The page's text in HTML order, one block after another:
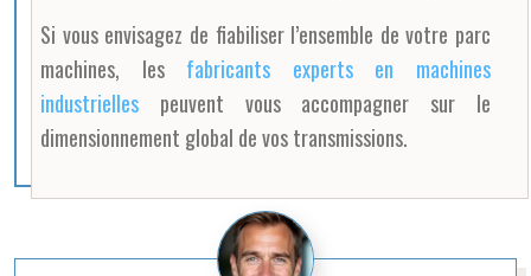
Si vous envisagez de fiabiliser l’ensemble de votre parc
machines, les fabricants experts en machines
industrielles peuvent vous accompagner sur le
dimensionnement global de vos transmissions.